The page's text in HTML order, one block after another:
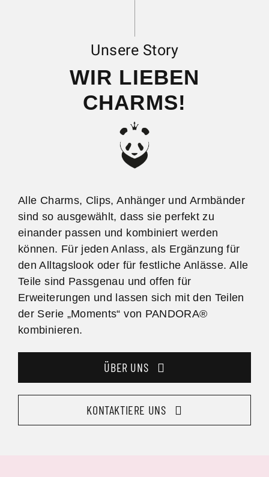
Unsere Story
WIR LIEBEN
CHARMS!
Alle Charms, Clips, Anhänger und Armbänder
sind so ausgewählt, dass sie perfekt zu
einander passen und kombiniert werden
können. Für jeden Anlass, als Ergänzung für
den Alltagslook oder für festliche Anlässe. Alle
Teile sind Passgenau und offen für
Erweiterungen und lassen sich mit den Teilen
der Serie „Moments“ von PANDORA®
kombinieren.
ÜBER UNS
KONTAKTIERE UNS